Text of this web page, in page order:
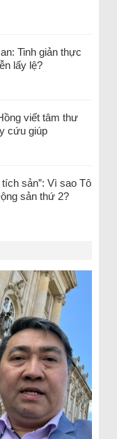
Tinh giản thực
lấy lệ?
viết tâm thư
cứu giúp
sản”: Vì sao Tô
sản thứ 2?